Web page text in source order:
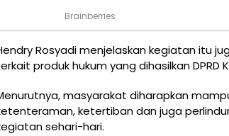
Rosyadi menjelaskan kegiatan itu
produk hukum yang dihasilkan
masyarakat diharapkan
ketertiban dan juga
sehari-hari.